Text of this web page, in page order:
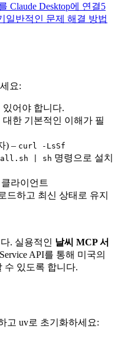
Claude Desktop에 연결5
일반적인 문제 해결 방법
요:
있어야 합니다.
한 기본적인 이해가 필
) – curl -LsSf
| sh 명령으로 설치
라이언트
드하고 최신 상태로 유지
. 실용적인 날씨 MCP 서
API를 통해 미국의
수 있도록 합니다.
고 uv로 초기화하세요: